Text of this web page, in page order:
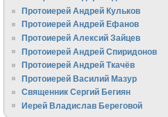
Протоиерей Андрей Кульков
Протоиерей Андрей Ефанов
Протоиерей Алексий Зайцев
Протоиерей Андрей Спиридонов
Протоиерей Андрей Ткачёв
Протоиерей Василий Мазур
Священник Сергий Бегиян
Иерей Владислав Береговой